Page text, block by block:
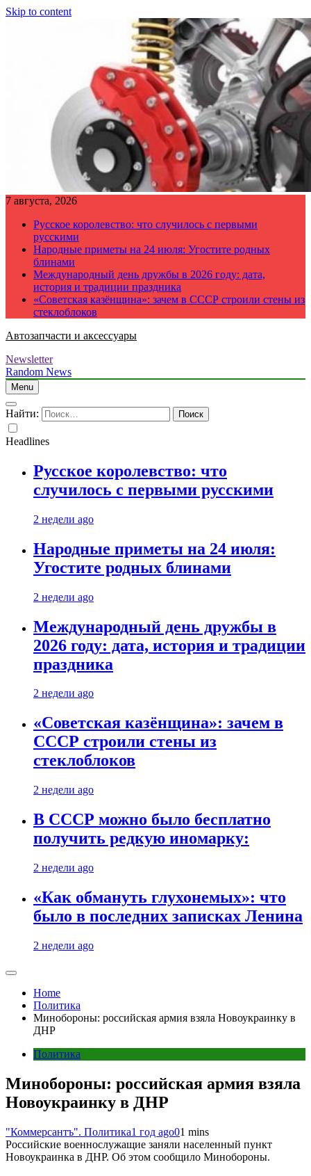
Skip to content
7 августа, 2026
Русское королевство: что случилось с первыми
русскими
Народные приметы на 24 июля: Угостите родных
блинами
Международный день дружбы в 2026 году: дата,
история и традиции праздника
«Советская казёнщина»: зачем в СССР строили стены из
стеклоблоков
Автозапчасти и аксессуары
Newsletter
Random News
Menu
Найти:
Headlines
Русское королевство: что
случилось с первыми русскими
2 недели ago
Народные приметы на 24 июля:
Угостите родных блинами
2 недели ago
Международный день дружбы в
2026 году: дата, история и традиции
праздника
2 недели ago
«Советская казёнщина»: зачем в
СССР строили стены из
стеклоблоков
2 недели ago
В СССР можно было бесплатно
получить редкую иномарку:
2 недели ago
«Как обмануть глухонемых»: что
было в последних записках Ленина
2 недели ago
Home
Политика
Минобороны: российская армия взяла Новоукраинку в
ДНР
Политика
Минобороны: российская армия взяла
Новоукраинку в ДНР
"Коммерсантъ". Политика1 год ago01 mins
Российские военнослужащие заняли населенный пункт
Новоукраинка в ДНР. Об этом сообщило Минобороны.